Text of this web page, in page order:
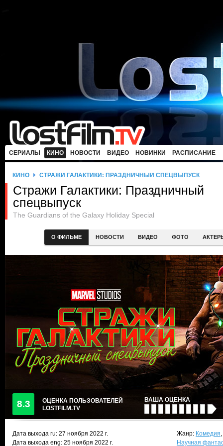
СЕРИАЛЫ КИНО НОВОСТИ ВИДЕО НОВИНКИ РАСПИСАНИЕ
КИНО СТРАЖИ ГАЛАКТИКИ: ПРАЗДНИЧНЫЙ СПЕЦВЫПУСК
Стражи Галактики: Праздничный
спецвыпуск
The Guardians of the Galaxy Holiday Special
О ФИЛЬМЕ НОВОСТИ ВИДЕО ФОТО
8.3
ОЦЕНКА ПОЛЬЗОВАТЕЛЕЙ
LOSTFILM.TV
ВАША ОЦЕНКА
Дата выхода ru: 27 ноября 2022 г.
Дата выхода eng: 25 ноября 2022 г.
Жанр: Комедия,
Научная